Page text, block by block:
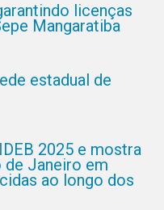
licenças
Mangaratiba
estadual de
2025 e mostra
Janeiro em
ao longo dos